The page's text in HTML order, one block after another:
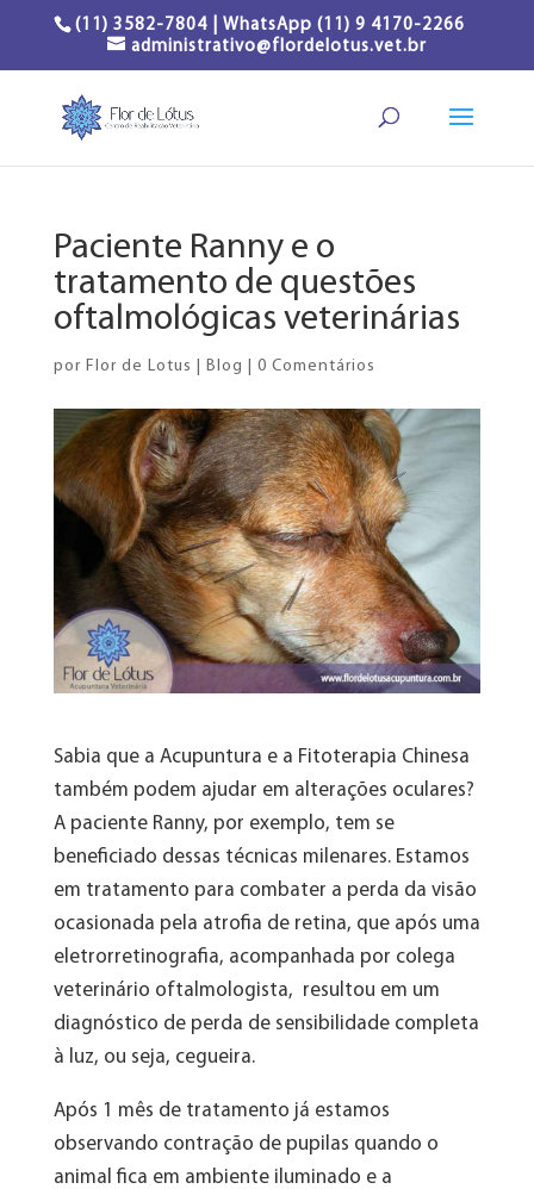
(11) 3582-7804 | WhatsApp (11) 9 4170-2266
administrativo@flordelotus.vet.br
Paciente Ranny e o
tratamento de questões
oftalmológicas veterinárias
por Flor de Lotus Blog 0 Comentários
Sabia que a Acupuntura e a Fitoterapia Chinesa
também podem ajudar em alterações oculares?
A paciente Ranny, por exemplo, tem se
beneficiado dessas técnicas milenares. Estamos
em tratamento para combater a perda da visão
ocasionada pela atrofia de retina, que após uma
eletrorretinografia, acompanhada por colega
veterinário oftalmologista, resultou em um
diagnóstico de perda de sensibilidade completa
à luz, ou seja, cegueira.
Após 1 mês de tratamento já estamos
observando contração de pupilas quando o
animal fica em ambiente iluminado e a